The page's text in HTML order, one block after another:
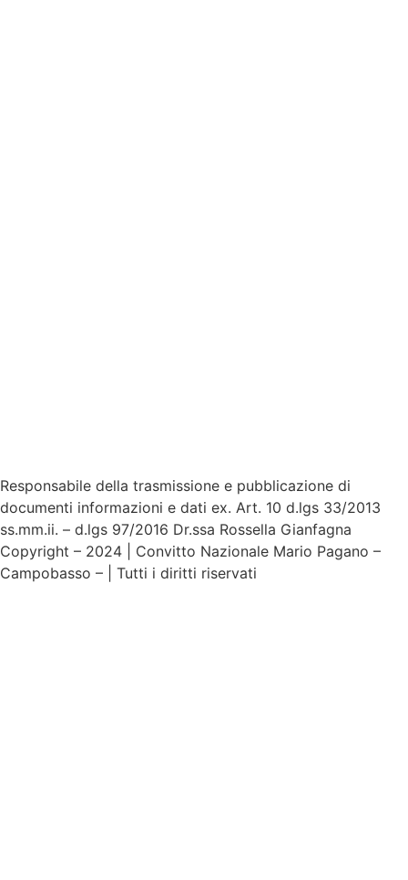
Responsabile della trasmissione e pubblicazione di
documenti informazioni e dati ex. Art. 10 d.lgs 33/2013
ss.mm.ii. – d.lgs 97/2016 Dr.ssa Rossella Gianfagna
Copyright – 2024 | Convitto Nazionale Mario Pagano –
Campobasso – | Tutti i diritti riservati